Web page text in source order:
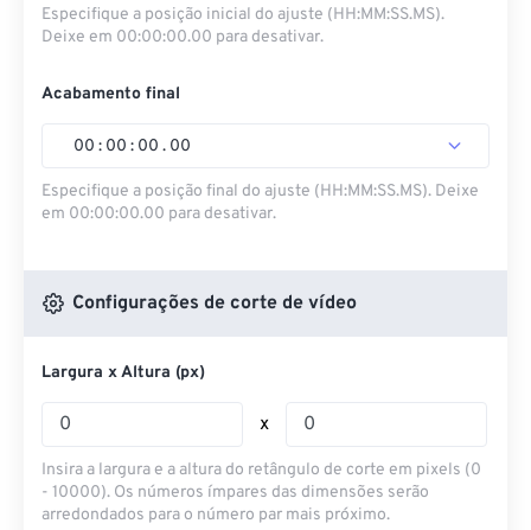
Especifique a posição inicial do ajuste (HH:MM:SS.MS).
Deixe em 00:00:00.00 para desativar.
Acabamento final
00 : 00 : 00 . 00
Especifique a posição final do ajuste (HH:MM:SS.MS). Deixe
em 00:00:00.00 para desativar.
Configurações de corte de vídeo
Largura x Altura (px)
x
Insira a largura e a altura do retângulo de corte em pixels (0
- 10000). Os números ímpares das dimensões serão
arredondados para o número par mais próximo.